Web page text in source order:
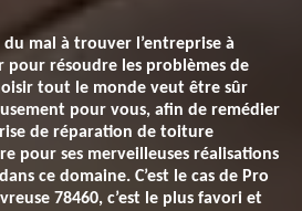
mal à trouver l’entreprise à
pour résoudre les problèmes de
tout le monde veut être sûr
pour vous, afin de remédier
de réparation de toiture
pour ses merveilleuses réalisations
ce domaine. C’est le cas de Pro
78460, c’est le plus favori et